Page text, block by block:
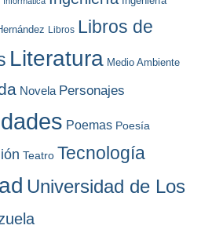
Libros Libros de
Literatura Medio Ambiente
Novela Personajes
Poemas Poesía
Teatro Tecnología
Universidad de Los